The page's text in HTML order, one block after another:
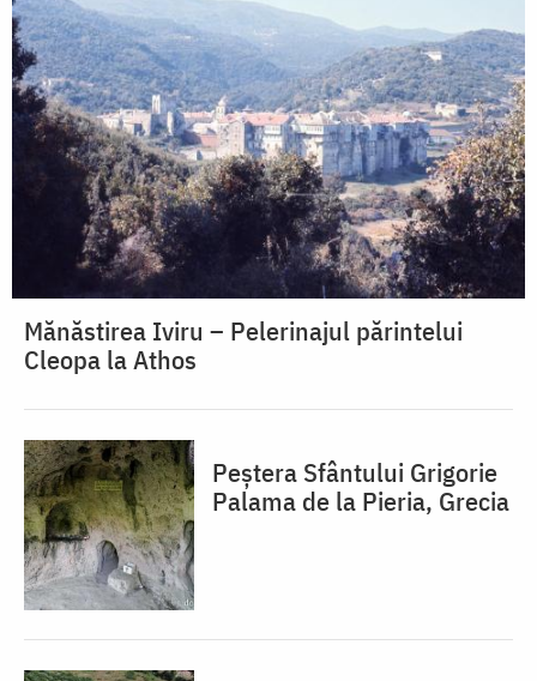
Mănăstirea Iviru – Pelerinajul părintelui
Cleopa la Athos
Peștera Sfântului Grigorie
Palama de la Pieria, Grecia